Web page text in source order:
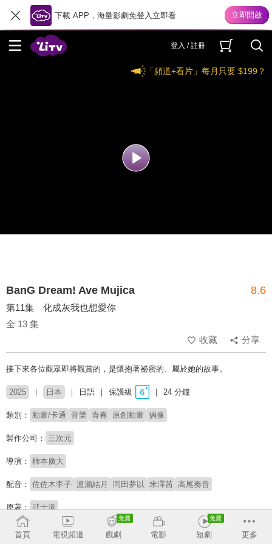
下載 APP，海量影劇免登入立即看
登入 / 註冊
「頻道+看片」每月只要 $199？
BanG Dream! Ave Mujica 8.6
第11集 化成灰我也想愛你
全 13 集
收藏
分享
接下來各位觀眾即將觀賞的，是懷抱著祕密的、屬於她的故事。
2025 日本 日語 保護級 24 分鐘
類別： 動畫/卡通 音樂 青春 原創動畫 偶像
製作公司： 三次元
導演： 柿本廣大
配音： 佐佐木李子 渡瀨結月 岡田夢以 米澤茜 高尾奏音
原著： 武士道
# 黑暗風格 # 二次元偶像 # 心驚膽跳 # 人格分裂 # 女性情誼
首頁 電視頻道 戲劇 電影 短劇 更多